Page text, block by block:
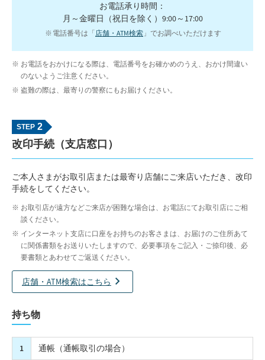
お電話承り時間：
月～金曜日（祝日を除く）9:00～17:00
電話番号は「店舗・ATM検索 」でお調べいただけます
お電話をおかけになる際は、電話番号をお確かめのうえ、おかけ間違い
のないようご注意ください。
盗難の際は、最寄りの警察にもお届けください。
2
改印手続（支店窓口）
ご本人さまがお取引店または最寄り店舗にご来店いただき、改印
手続をしてください。
お取引店が遠方などご来店が困難な場合は、お電話にてお取引店にご相
談ください。
インターネット支店に口座をお持ちのお客さまは、お届けのご住所あて
に関係書類をお送りいたしますので、必要事項をご記入・ご捺印後、必
要書類とあわせてご返送ください。
店舗・ATM検索はこちら
持ち物
1 通帳（通帳取引の場合）